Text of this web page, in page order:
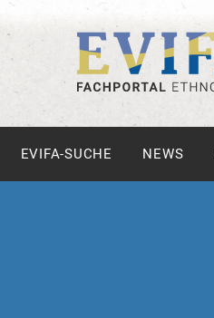
EVIFA-SUCHE NEWS